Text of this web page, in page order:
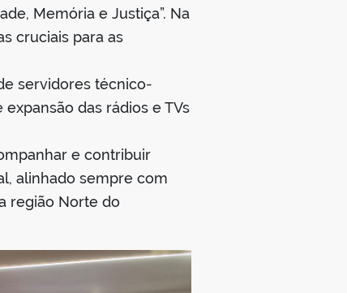
Memória e Justiça”. Na
cruciais para as
servidores técnico-
das rádios e TVs
e contribuir
alinhado sempre com
região Norte do